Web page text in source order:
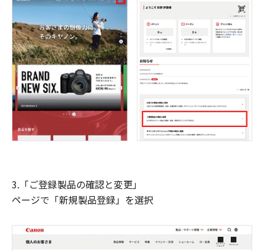
3.「ご登録製品の確認と変更」
ページで「新規製品登録」を選択